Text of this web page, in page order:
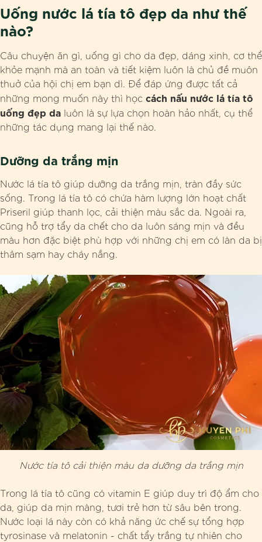
Uống nước lá tía tô đẹp da như thế
nào?
Câu chuyện ăn gì, uống gì cho da đẹp, dáng xinh, cơ thể
khỏe mạnh mà an toàn và tiết kiệm luôn là chủ đề muôn
thuở của hội chị em bạn dì. Để đáp ứng được tất cả
những mong muốn này thì học cách nấu nước lá tía tô
uống đẹp da luôn là sự lựa chọn hoàn hảo nhất, cụ thể
những tác dụng mang lại thế nào.
Dưỡng da trắng mịn
Nước lá tía tô giúp dưỡng da trắng mịn, tràn đầy sức
sống. Trong lá tía tô có chứa hàm lượng lớn hoạt chất
Priseril giúp thanh lọc, cải thiện màu sắc da. Ngoài ra,
cũng hỗ trợ tẩy da chết cho da luôn sáng mịn và đều
màu hơn đặc biệt phù hợp với những chị em có làn da bị
thâm sạm hay cháy nắng.
Nước tía tô cải thiện màu da dưỡng da trắng mịn
Trong lá tía tô cũng có vitamin E giúp duy trì độ ẩm cho
da, giúp da mịn màng, tươi trẻ hơn từ sâu bên trong.
Nước loại lá này còn có khả năng ức chế sự tổng hợp
tyrosinase và melatonin - chất tẩy trắng tự nhiên cho